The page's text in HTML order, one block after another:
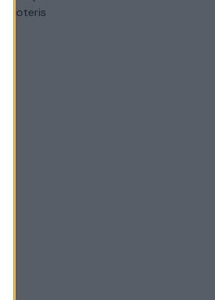
moteris